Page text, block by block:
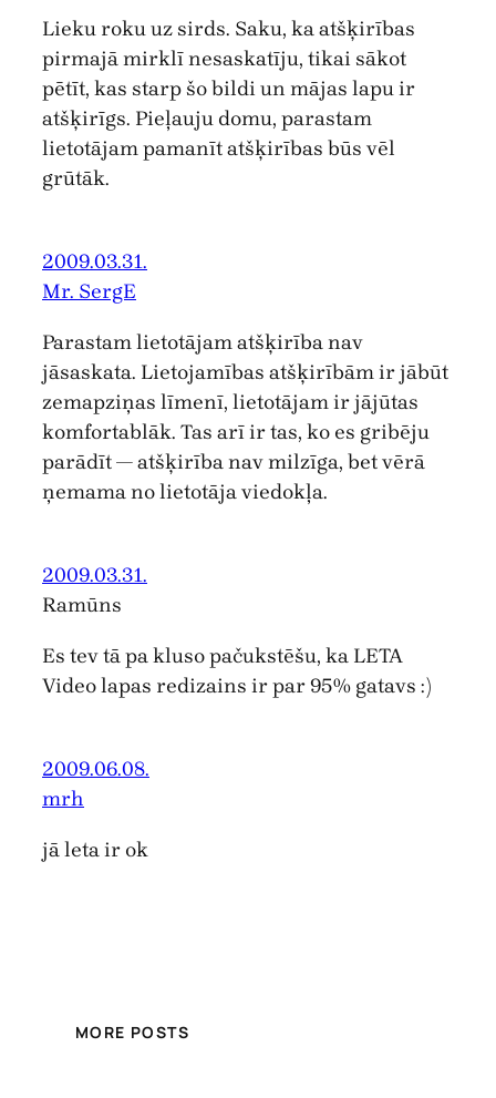
Lieku roku uz sirds. Saku, ka atšķirības
pirmajā mirklī nesaskatīju, tikai sākot
pētīt, kas starp šo bildi un mājas lapu ir
atšķirīgs. Pieļauju domu, parastam
lietotājam pamanīt atšķirības būs vēl
grūtāk.
2009.03.31.
Mr. SergE
Parastam lietotājam atšķirība nav
jāsaskata. Lietojamības atšķirībām ir jābūt
zemapziņas līmenī, lietotājam ir jājūtas
komfortablāk. Tas arī ir tas, ko es gribēju
parādīt — atšķirība nav milzīga, bet vērā
ņemama no lietotāja viedokļa.
2009.03.31.
Ramūns
Es tev tā pa kluso pačukstēšu, ka LETA
Video lapas redizains ir par 95% gatavs :)
2009.06.08.
mrh
jā leta ir ok
MORE POSTS